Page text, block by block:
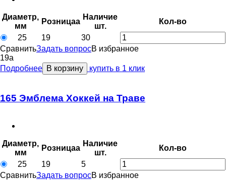
Диаметр,
мм
Розницаa
Наличие
шт.
Кол-во
25
19
30
СравнитьЗадать вопросВ избранное
19a
Подробнее В корзину купить в 1 клик
165 Эмблема Хоккей на Траве
Диаметр,
мм
Розницаa
Наличие
шт.
Кол-во
25
19
5
СравнитьЗадать вопросВ избранное